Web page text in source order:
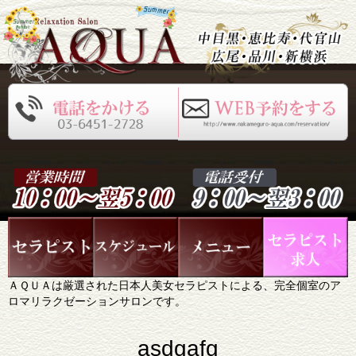
ＡＱＵＡは厳選された日本人美女セラピストによる、完全個室のア
ロマリラクゼーションサロンです。
asdgafg